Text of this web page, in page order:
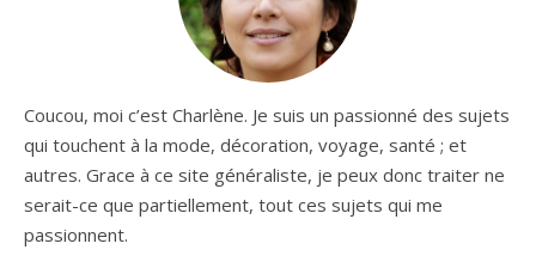
Coucou, moi c’est Charlène. Je suis un passionné des sujets
qui touchent à la mode, décoration, voyage, santé ; et
autres. Grace à ce site généraliste, je peux donc traiter ne
serait-ce que partiellement, tout ces sujets qui me
passionnent.